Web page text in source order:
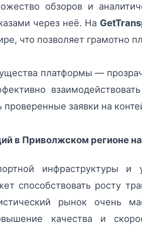
обзоров и
через неё. На
что позволяет грамотно
платформы —
проверенные заявки на
в Приволжском регионе
инфраструктуры
способствовать росту
рынок очень
качества и